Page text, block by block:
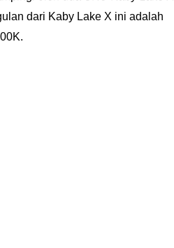
dari Kaby Lake X ini adalah